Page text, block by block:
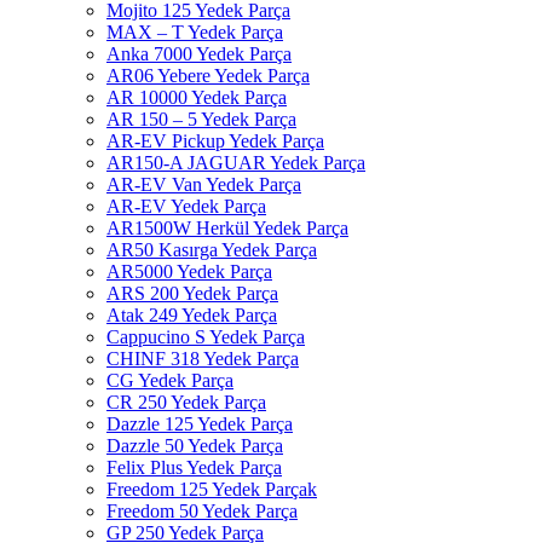
Mojito 125 Yedek Parça
MAX – T Yedek Parça
Anka 7000 Yedek Parça
AR06 Yebere Yedek Parça
AR 10000 Yedek Parça
AR 150 – 5 Yedek Parça
AR-EV Pickup Yedek Parça
AR150-A JAGUAR Yedek Parça
AR-EV Van Yedek Parça
AR-EV Yedek Parça
AR1500W Herkül Yedek Parça
AR50 Kasırga Yedek Parça
AR5000 Yedek Parça
ARS 200 Yedek Parça
Atak 249 Yedek Parça
Cappucino S Yedek Parça
CHINF 318 Yedek Parça
CG Yedek Parça
CR 250 Yedek Parça
Dazzle 125 Yedek Parça
Dazzle 50 Yedek Parça
Felix Plus Yedek Parça
Freedom 125 Yedek Parçak
Freedom 50 Yedek Parça
GP 250 Yedek Parça